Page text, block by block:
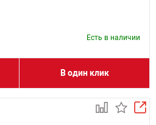
Есть в наличии
В один клик